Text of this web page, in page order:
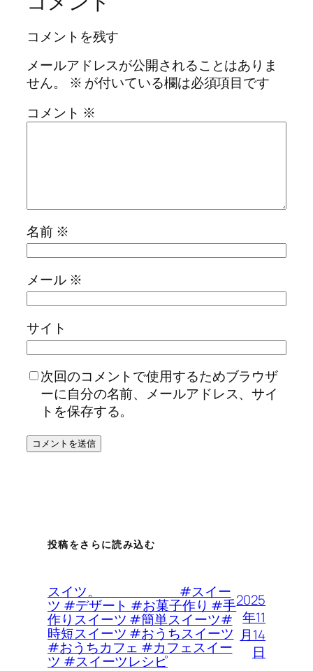
コメントを残す
メールアドレスが公開されることはありま
せん。
※ が付いている欄は必須項目です
コメント ※
名前 ※
メール ※
サイト
次回のコメントで使用するためブラウザ
ーに自分の名前、メールアドレス、サイ
トを保存する。
投稿をさらに読み込む
スイツ。 #スイー
ツ #デザート #お菓子作り #手
作りスイーツ #簡単スイーツ#
時短スイーツ #おうちスイーツ
#おうちカフェ #カフェスイー
ツ #スイーツレシピ
2025
年11
月14
日